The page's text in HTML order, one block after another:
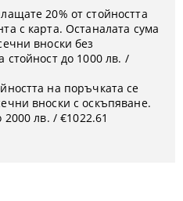
20% от стойността
с карта. Останалата сума
вноски без
стойност до 1000 лв. /
на поръчката се
вноски с оскъпяване.
лв. / €1022.61